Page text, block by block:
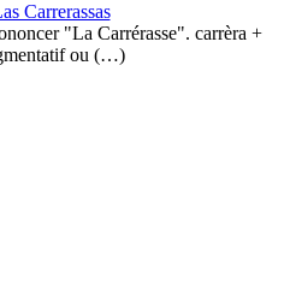
Carrerassas
"La Carrérasse". carrèra +
ou (…)